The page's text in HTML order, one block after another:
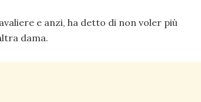
e anzi, ha detto di non voler più
dama.